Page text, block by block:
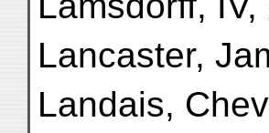
Lancaster,
Landais,